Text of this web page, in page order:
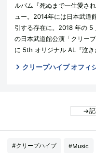
ルバム『死ぬまで一生愛さ
ュー。2014年には日本武道
引する存在に。2018 年の 5
の日本武道館公演「クリー
に 5th オリジナル AL『泣き
クリープハイプ オフィ
#クリープハイプ #Music